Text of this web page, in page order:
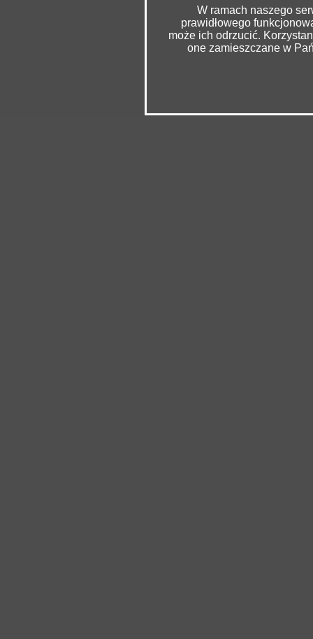
W ramach naszego
prawidłowego
może ich odrzucić.
one zamieszczane w